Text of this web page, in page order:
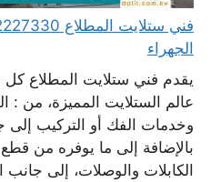
الجهراء
يقدم فني ستلايت المطلاع
عالم الستلايت المميزة، من :
وخدمات الفك أو التركيب إلى
بالإضافة إلى ما يوفره من قطع
الكابلات والوصلات، إلى جانب